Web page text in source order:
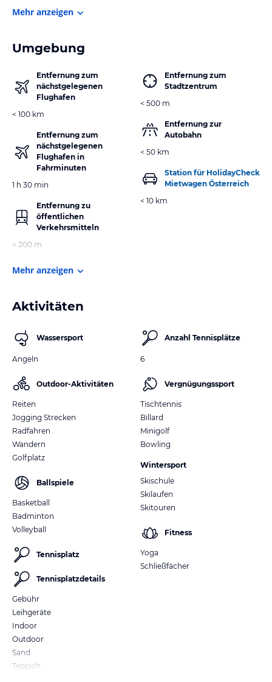
Mehr anzeigen
Umgebung
Entfernung zum
nächstgelegenen
Flughafen
< 100 km
Entfernung zum
nächstgelegenen
Flughafen in
Fahrminuten
1 h 30 min
Entfernung zu
öffentlichen
Verkehrsmitteln
< 200 m
Entfernung zum
Stadtzentrum
< 500 m
Entfernung zur
Autobahn
< 50 km
Station für HolidayCheck
Mietwagen Österreich
< 10 km
Mehr anzeigen
Aktivitäten
Wassersport
Angeln
Outdoor-Aktivitäten
Reiten
Jogging Strecken
Radfahren
Wandern
Golfplatz
Ballspiele
Basketball
Badminton
Volleyball
Tennisplatz
Tennisplatzdetails
Gebühr
Leihgeräte
Indoor
Outdoor
Sand
Teppich
Anzahl Tennisplätze
6
Vergnügungssport
Tischtennis
Billard
Minigolf
Bowling
Wintersport
Skischule
Skilaufen
Skitouren
Fitness
Yoga
Schließfächer